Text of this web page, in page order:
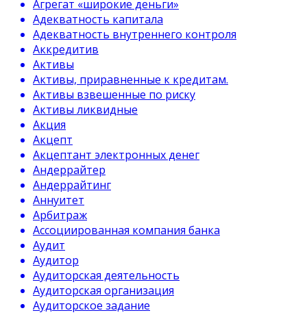
Агрегат «широкие деньги»
Адекватность капитала
Адекватность внутреннего контроля
Аккредитив
Активы
Активы, приравненные к кредитам.
Активы взвешенные по риску
Активы ликвидные
Акция
Акцепт
Акцептант электронных денег
Андеррайтер
Андеррайтинг
Аннуитет
Арбитраж
Ассоциированная компания банка
Аудит
Аудитор
Аудиторская деятельность
Аудиторская организация
Аудиторское задание